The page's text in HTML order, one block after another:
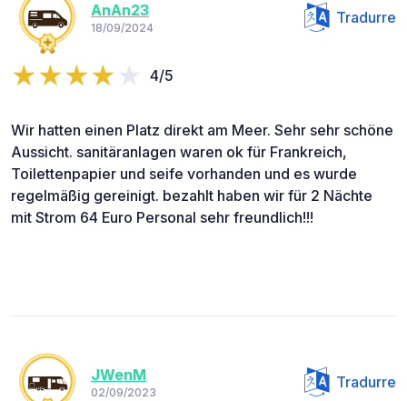
AnAn23
18/09/2024
Tradurre
4/5
Wir hatten einen Platz direkt am Meer. Sehr sehr schöne
Aussicht. sanitäranlagen waren ok für Frankreich,
Toilettenpapier und seife vorhanden und es wurde
regelmäßig gereinigt. bezahlt haben wir für 2 Nächte
mit Strom 64 Euro Personal sehr freundlich!!!
JWenM
02/09/2023
Tradurre